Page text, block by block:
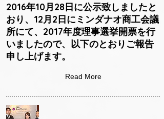
2016年10月28日に公示致しましたと
おり、12月2日にミンダナオ商工会議
所にて、2017年度理事選挙開票を行
いましたので、以下のとおりご報告
申し上げます。
Read More